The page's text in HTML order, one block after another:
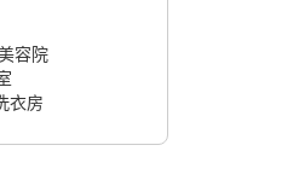
容院
衣房